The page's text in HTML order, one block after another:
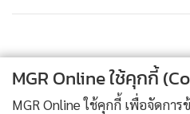
MGR Online ใช้คุกกี้
MGR Online ใช้คุกกี้ เพื่อจัดกา